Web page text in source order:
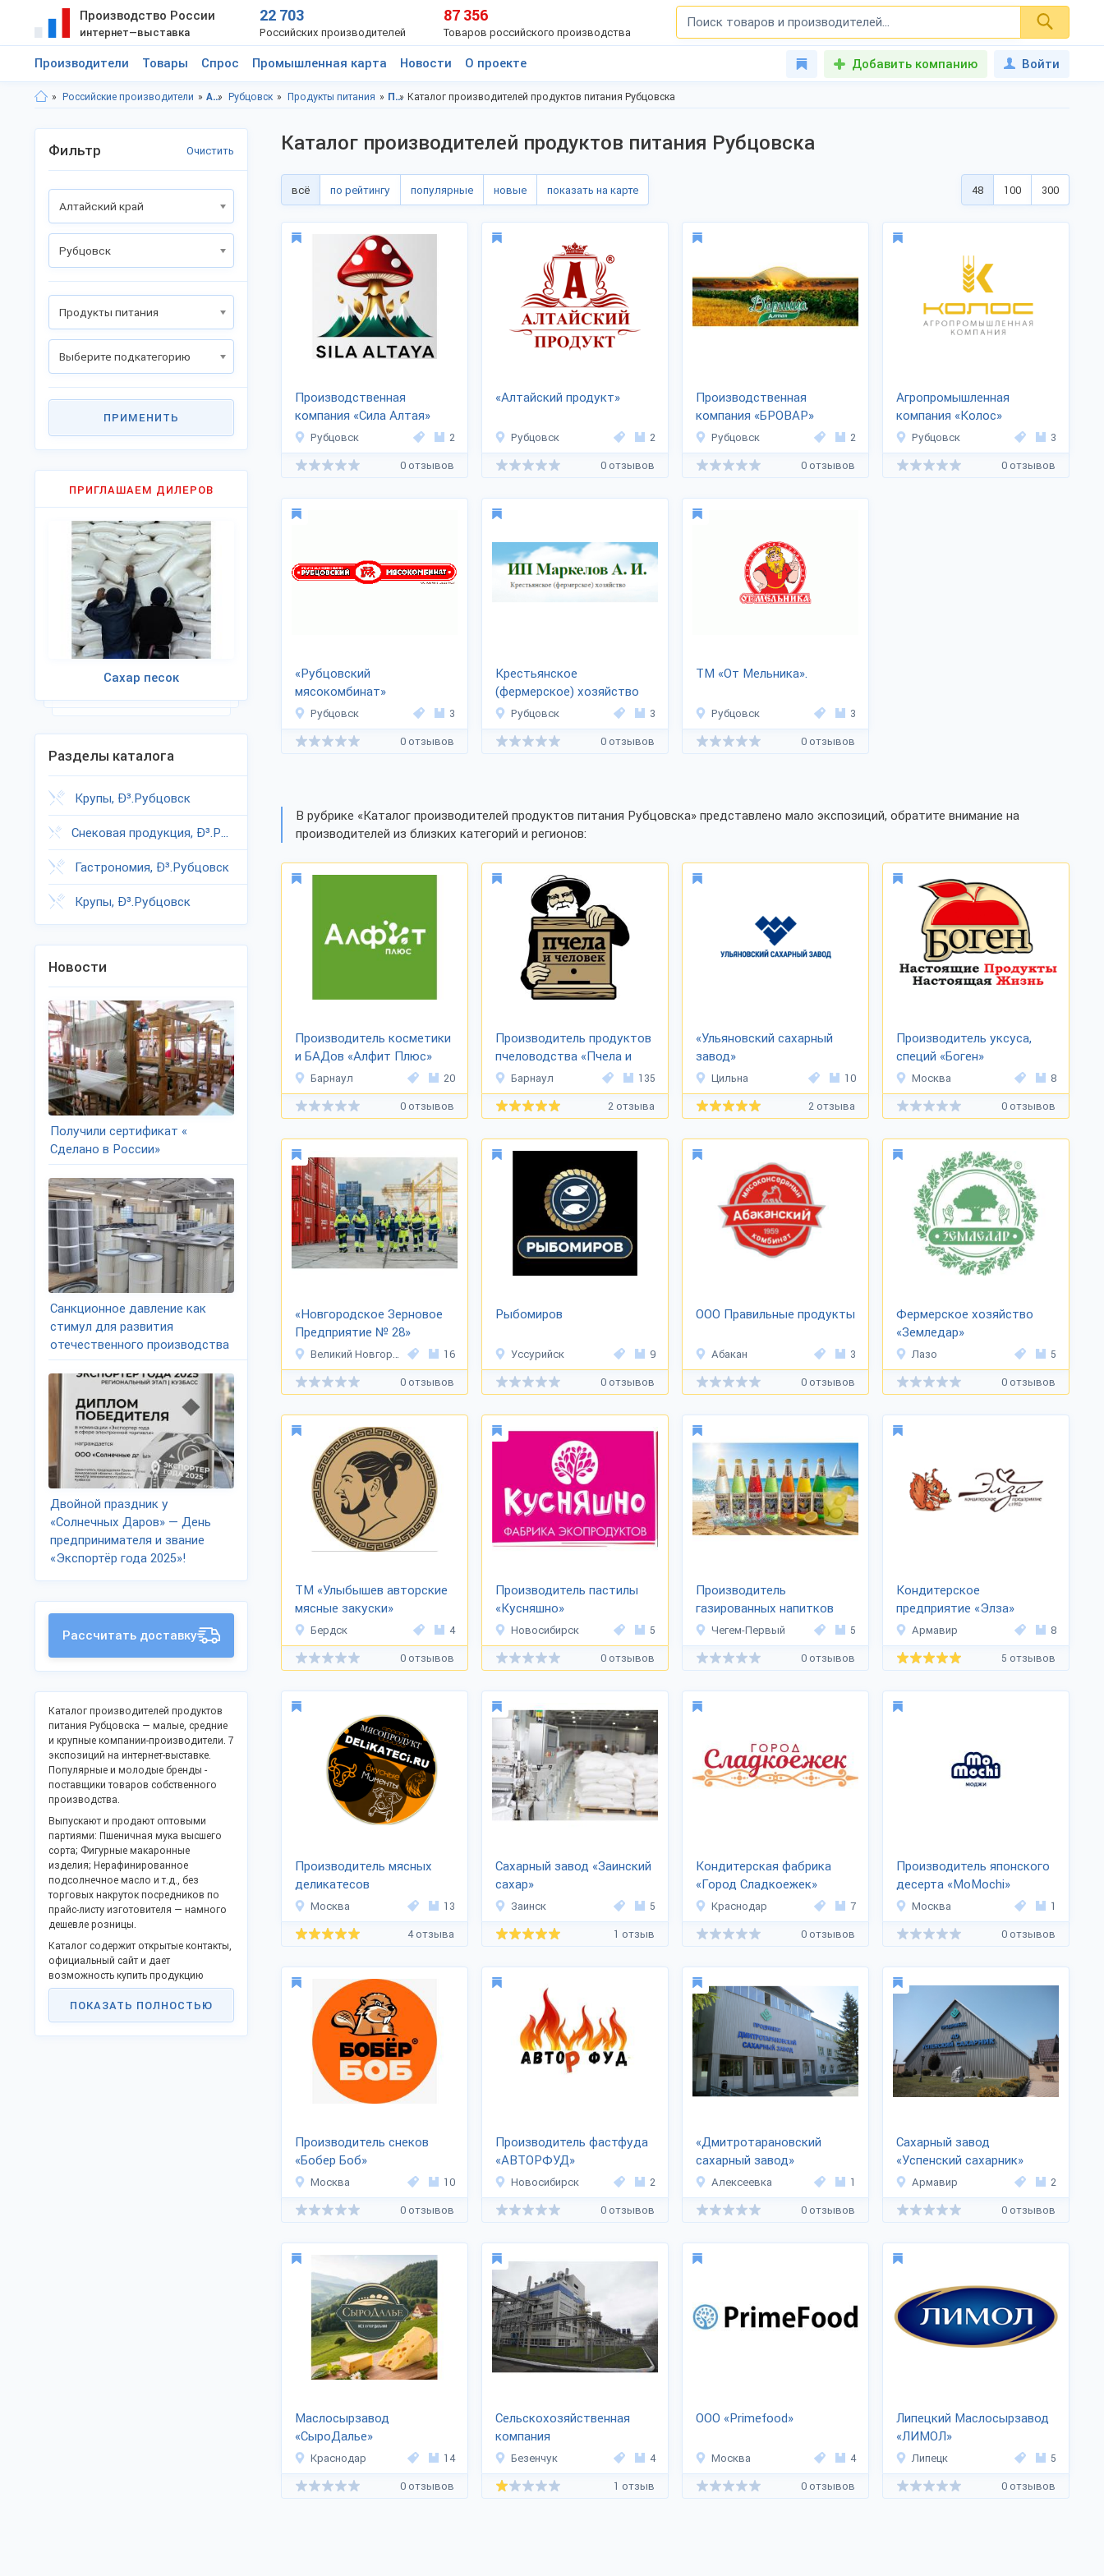
Производство России
интернет—выставка
22 703
Российских производителей
87 356
Товаров российского производства
Производители Товары Спрос Промышленная карта Новости О проекте Добавить компанию Войти
Российские производители Алтайский край Рубцовск Продукты питания Продукты питания, Алтайский край Каталог производителей продуктов питания Рубцовска
Каталог производителей продуктов питания Рубцовска
всё по рейтингу популярные новые показать на карте 48 100 300
Производственная
компания «Сила Алтая»
Рубцовск 2
0 отзывов
«Алтайский продукт»
Рубцовск 2
0 отзывов
Производственная
компания «БРОВАР»
Рубцовск 2
0 отзывов
Агропромышленная
компания «Колос»
Рубцовск 3
0 отзывов
«Рубцовский
мясокомбинат»
Рубцовск 3
0 отзывов
Крестьянское
(фермерское) хозяйство
Маркелова А.И.
Рубцовск 3
0 отзывов
ТМ «От Мельника».
Рубцовск 3
0 отзывов
В рубрике «Каталог производителей продуктов питания Рубцовска» представлено мало экспозиций, обратите внимание на
производителей из близких категорий и регионов:
Производитель косметики
и БАДов «Алфит Плюс»
Барнаул 20
0 отзывов
Производитель продуктов
пчеловодства «Пчела и
человек»
Барнаул 135
2 отзыва
«Ульяновский сахарный
завод»
Цильна 10
2 отзыва
Производитель уксуса,
специй «Боген»
Москва 8
0 отзывов
«Новгородское Зерновое
Предприятие № 28»
Великий Новгород 16
0 отзывов
Рыбомиров
Уссурийск 9
0 отзывов
ООО Правильные продукты
Абакан 3
0 отзывов
Фермерское хозяйство
«Земледар»
Лазо 5
0 отзывов
ТМ «Улыбышев авторские
мясные закуски»
Бердск 4
0 отзывов
Производитель пастилы
«Кусняшно»
Новосибирск 5
0 отзывов
Производитель
газированных напитков
«МЕРКУРИЙ»
Чегем-Первый 5
0 отзывов
Кондитерское
предприятие «Элза»
Армавир 8
5 отзывов
Производитель мясных
деликатесов
«МЯСОПРОДУКТ»
Москва 13
4 отзыва
Сахарный завод «Заинский
сахар»
Заинск 5
1 отзыв
Кондитерская фабрика
«Город Сладкоежек»
Краснодар 7
0 отзывов
Производитель японского
десерта «MoMochi»
Москва 1
0 отзывов
Производитель снеков
«Бобер Боб»
Москва 10
0 отзывов
Производитель фастфуда
«АВТОРФУД»
Новосибирск 2
0 отзывов
«Дмитротарановский
сахарный завод»
Алексеевка 1
0 отзывов
Сахарный завод
«Успенский сахарник»
Армавир 2
0 отзывов
Маслосырзавод
«СыроДалье»
Краснодар 14
0 отзывов
Сельскохозяйственная
компания
«Самараагропромпереработка»
Безенчук 4
1 отзыв
ООО «Primefood»
Москва 4
0 отзывов
Липецкий Маслосырзавод
«ЛИМОЛ»
Липецк 5
0 отзывов
Фильтр Очистить
Алтайский край
Рубцовск
Продукты питания
Выберите подкатегорию
ПРИМЕНИТЬ
ПРИГЛАШАЕМ ДИЛЕРОВ
Сахар песок
Разделы каталога
Крупы, Ð³.Рубцовск
Снековая продукция, Ð³.Рубцовск
Гастрономия, Ð³.Рубцовск
Крупы, Ð³.Рубцовск
Новости
Получили сертификат «
Сделано в России»
Санкционное давление как
стимул для развития
отечественного производства
Двойной праздник у
«Солнечных Даров» — День
предпринимателя и звание
«Экспортёр года 2025»!
Рассчитать доставку
Каталог производителей продуктов
питания Рубцовска — малые, средние
и крупные компании-производители. 7
экспозиций на интернет-выставке.
Популярные и молодые бренды -
поставщики товаров собственного
производства.
Выпускают и продают оптовыми
партиями: Пшеничная мука высшего
сорта; Фигурные макаронные
изделия; Нерафинированное
подсолнечное масло и т.д., без
торговых накруток посредников по
прайс-листу изготовителя — намного
дешевле розницы.
Каталог содержит открытые контакты,
официальный сайт и дает
возможность купить продукцию
оптом напрямую, стать
дистрибьютором в Вашем регионе.
ПОКАЗАТЬ ПОЛНОСТЬЮ